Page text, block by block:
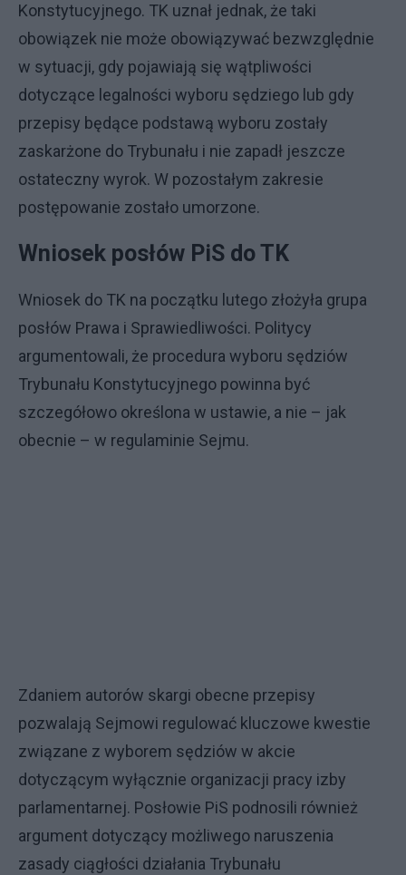
Konstytucyjnego. TK uznał jednak, że taki
obowiązek nie może obowiązywać bezwzględnie
w sytuacji, gdy pojawiają się wątpliwości
dotyczące legalności wyboru sędziego lub gdy
przepisy będące podstawą wyboru zostały
zaskarżone do Trybunału i nie zapadł jeszcze
ostateczny wyrok. W pozostałym zakresie
postępowanie zostało umorzone.
Wniosek posłów PiS do TK
Wniosek do TK na początku lutego złożyła grupa
posłów Prawa i Sprawiedliwości. Politycy
argumentowali, że procedura wyboru sędziów
Trybunału Konstytucyjnego powinna być
szczegółowo określona w ustawie, a nie – jak
obecnie – w regulaminie Sejmu.
Zdaniem autorów skargi obecne przepisy
pozwalają Sejmowi regulować kluczowe kwestie
związane z wyborem sędziów w akcie
dotyczącym wyłącznie organizacji pracy izby
parlamentarnej. Posłowie PiS podnosili również
argument dotyczący możliwego naruszenia
zasady ciągłości działania Trybunału